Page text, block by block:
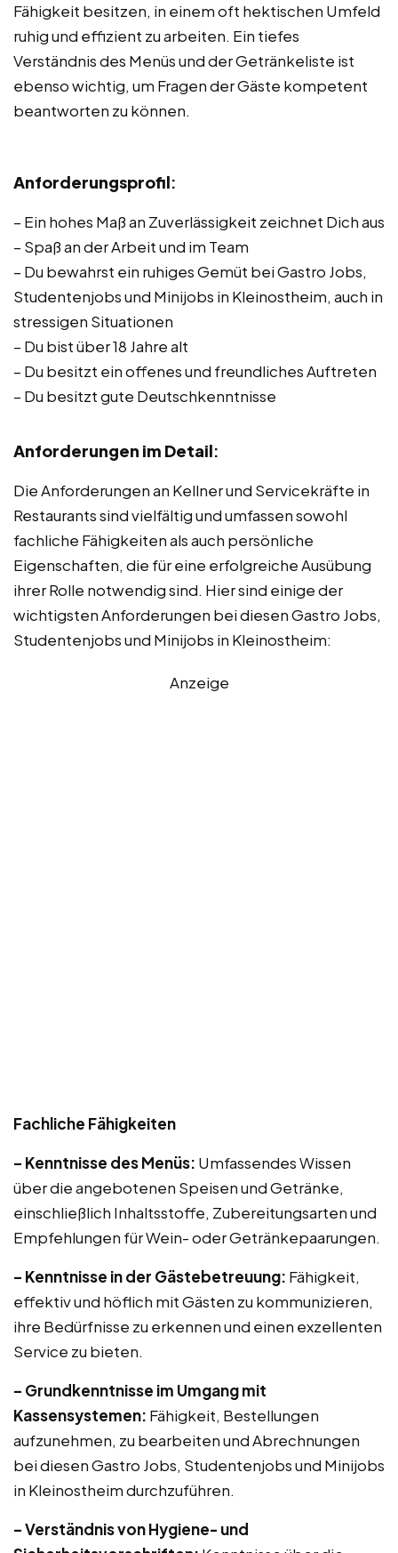
Fähigkeit besitzen, in einem oft hektischen Umfeld
ruhig und effizient zu arbeiten. Ein tiefes
Verständnis des Menüs und der Getränkeliste ist
ebenso wichtig, um Fragen der Gäste kompetent
beantworten zu können.
Anforderungsprofil:
– Ein hohes Maß an Zuverlässigkeit zeichnet Dich aus
– Spaß an der Arbeit und im Team
– Du bewahrst ein ruhiges Gemüt bei Gastro Jobs,
Studentenjobs und Minijobs in Kleinostheim, auch in
stressigen Situationen
– Du bist über 18 Jahre alt
– Du besitzt ein offenes und freundliches Auftreten
– Du besitzt gute Deutschkenntnisse
Anforderungen im Detail:
Die Anforderungen an Kellner und Servicekräfte in
Restaurants sind vielfältig und umfassen sowohl
fachliche Fähigkeiten als auch persönliche
Eigenschaften, die für eine erfolgreiche Ausübung
ihrer Rolle notwendig sind. Hier sind einige der
wichtigsten Anforderungen bei diesen Gastro Jobs,
Studentenjobs und Minijobs in Kleinostheim:
Anzeige
Fachliche Fähigkeiten
– Kenntnisse des Menüs: Umfassendes Wissen
über die angebotenen Speisen und Getränke,
einschließlich Inhaltsstoffe, Zubereitungsarten und
Empfehlungen für Wein- oder Getränkepaarungen.
– Kenntnisse in der Gästebetreuung: Fähigkeit,
effektiv und höflich mit Gästen zu kommunizieren,
ihre Bedürfnisse zu erkennen und einen exzellenten
Service zu bieten.
– Grundkenntnisse im Umgang mit
Kassensystemen: Fähigkeit, Bestellungen
aufzunehmen, zu bearbeiten und Abrechnungen
bei diesen Gastro Jobs, Studentenjobs und Minijobs
in Kleinostheim durchzuführen.
– Verständnis von Hygiene- und